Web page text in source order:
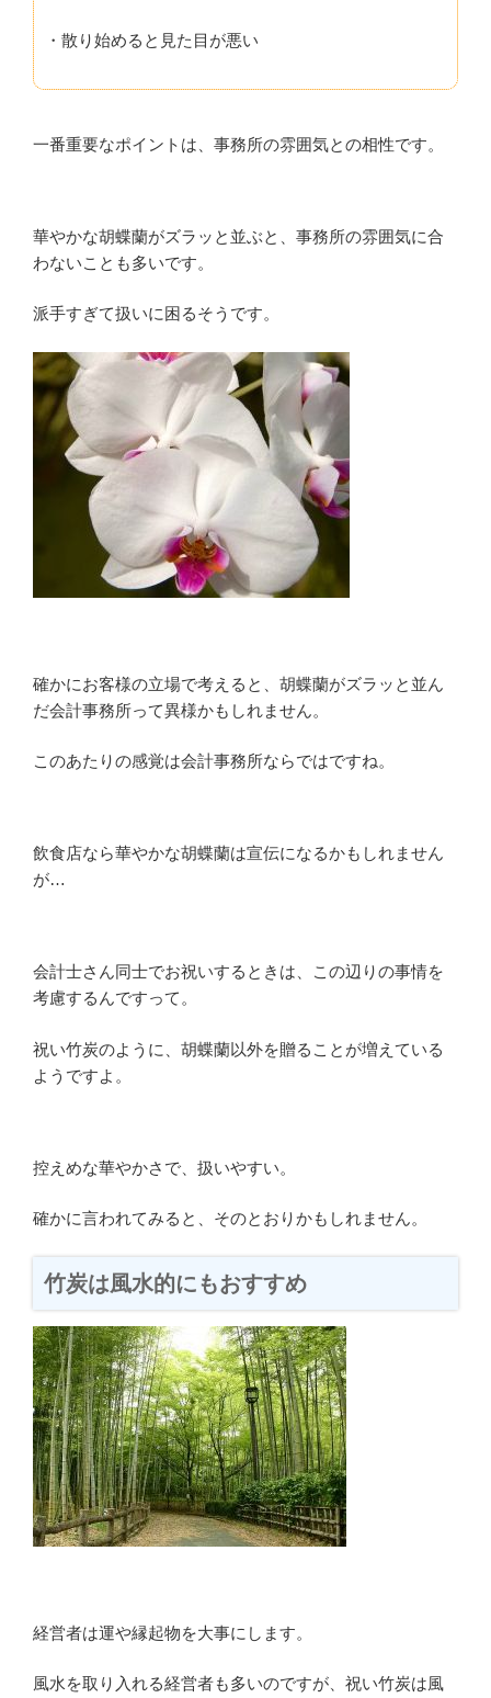
・散り始めると見た目が悪い
一番重要なポイントは、事務所の雰囲気との相性です。
華やかな胡蝶蘭がズラッと並ぶと、事務所の雰囲気に合
わないことも多いです。
派手すぎて扱いに困るそうです。
確かにお客様の立場で考えると、胡蝶蘭がズラッと並ん
だ会計事務所って異様かもしれません。
このあたりの感覚は会計事務所ならではですね。
飲食店なら華やかな胡蝶蘭は宣伝になるかもしれません
が…
会計士さん同士でお祝いするときは、この辺りの事情を
考慮するんですって。
祝い竹炭のように、胡蝶蘭以外を贈ることが増えている
ようですよ。
控えめな華やかさで、扱いやすい。
確かに言われてみると、そのとおりかもしれません。
竹炭は風水的にもおすすめ
経営者は運や縁起物を大事にします。
風水を取り入れる経営者も多いのですが、祝い竹炭は風